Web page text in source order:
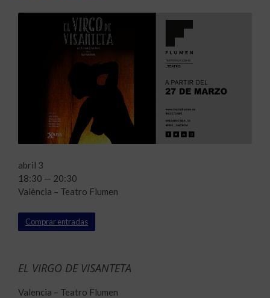
EL VIRGO DE VISANTETA
Valencia – Teatro Flumen
abril 3
18:30 — 20:30
València – Teatro Flumen
Comprar entradas